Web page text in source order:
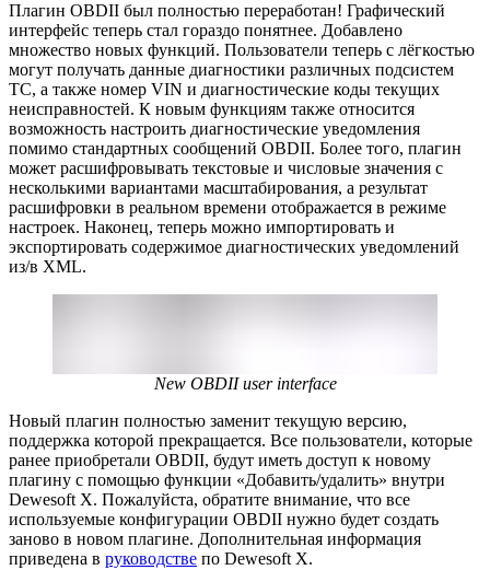
Плагин OBDII был полностью переработан! Графический
интерфейс теперь стал гораздо понятнее. Добавлено
множество новых функций. Пользователи теперь с лёгкостью
могут получать данные диагностики различных подсистем
ТС, а также номер VIN и диагностические коды текущих
неисправностей. К новым функциям также относится
возможность настроить диагностические уведомления
помимо стандартных сообщений OBDII. Более того, плагин
может расшифровывать текстовые и числовые значения с
несколькими вариантами масштабирования, а результат
расшифровки в реальном времени отображается в режиме
настроек. Наконец, теперь можно импортировать и
экспортировать содержимое диагностических уведомлений
из/в XML.
New OBDII user interface
Новый плагин полностью заменит текущую версию,
поддержка которой прекращается. Все пользователи, которые
ранее приобретали OBDII, будут иметь доступ к новому
плагину с помощью функции «Добавить/удалить» внутри
Dewesoft X. Пожалуйста, обратите внимание, что все
используемые конфигурации OBDII нужно будет создать
заново в новом плагине. Дополнительная информация
приведена в руководстве по Dewesoft X.